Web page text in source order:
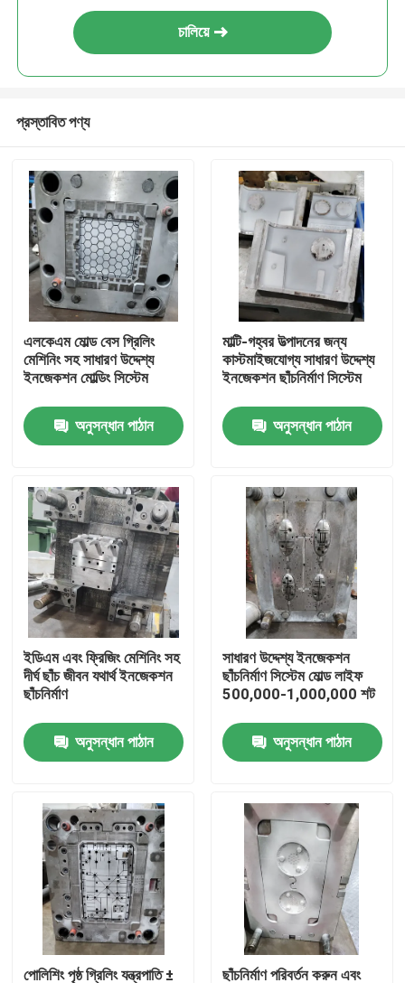
পণ্য
ভিডিও
আমাদের সম্পর্কে
কারখানা ভ্রমণ
মান নিয়ন্ত্রণ
উদ্ধৃতির জন্য আবেদন
ইনজেকশন ঢালাই অংশ
প্লাস্টিকের চটকানো অংশ
যথার্থ ইনজেকশন ছাঁচনির্মাণ
চালিয়ে
প্রস্তাবিত পণ্য
এলকেএম মোল্ড বেস গ্রিলিং
মেশিনিং সহ সাধারণ উদ্দেশ্য
ইনজেকশন মোল্ডিং সিস্টেম
অনুসন্ধান পাঠান
মাল্টি-গহ্বর উত্পাদনের জন্য
কাস্টমাইজযোগ্য সাধারণ উদ্দেশ্য
ইনজেকশন ছাঁচনির্মাণ সিস্টেম
অনুসন্ধান পাঠান
ইডিএম এবং ফ্রিজিং মেশিনিং সহ
দীর্ঘ ছাঁচ জীবন যথার্থ ইনজেকশন
ছাঁচনির্মাণ
অনুসন্ধান পাঠান
সাধারণ উদ্দেশ্য ইনজেকশন
ছাঁচনির্মাণ সিস্টেম মোল্ড লাইফ
500,000-1,000,000 শট
অনুসন্ধান পাঠান
পোলিশিং পৃষ্ঠ গ্রিলিং যন্ত্রপাতি ± ছাঁচনির্মাণ পরিবর্তন করুন এবং